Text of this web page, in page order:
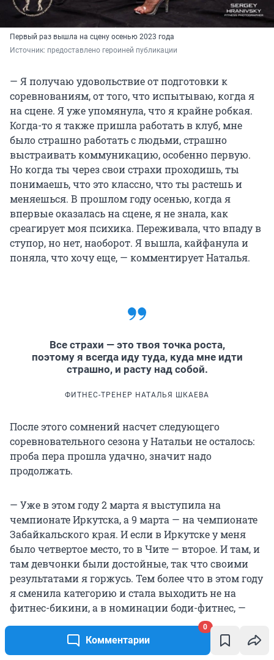
Комментарии
0
Первый раз вышла на сцену осенью 2023 года
Источник: предоставлено героиней публикации
— Я получаю удовольствие от подготовки к
соревнованиям, от того, что испытываю, когда я
на сцене. Я уже упомянула, что я крайне робкая.
Когда-то я также пришла работать в клуб, мне
было страшно работать с людьми, страшно
выстраивать коммуникацию, особенно первую.
Но когда ты через свои страхи проходишь, ты
понимаешь, что это классно, что ты растешь и
меняешься. В прошлом году осенью, когда я
впервые оказалась на сцене, я не знала, как
среагирует моя психика. Переживала, что впаду в
ступор, но нет, наоборот. Я вышла, кайфанула и
поняла, что хочу еще, — комментирует Наталья.
Все страхи — это твоя точка роста,
поэтому я всегда иду туда, куда мне идти
страшно, и расту над собой.
ФИТНЕС-ТРЕНЕР НАТАЛЬЯ ШКАЕВА
После этого сомнений насчет следующего
соревновательного сезона у Натальи не осталось:
проба пера прошла удачно, значит надо
продолжать.
— Уже в этом году 2 марта я выступила на
чемпионате Иркутска, а 9 марта — на чемпионате
Забайкальского края. И если в Иркутске у меня
было четвертое место, то в Чите — второе. И там, и
там девчонки были достойные, так что своими
результатами я горжусь. Тем более что в этом году
я сменила категорию и стала выходить не на
фитнес-бикини, а в номинации боди-фитнес, —